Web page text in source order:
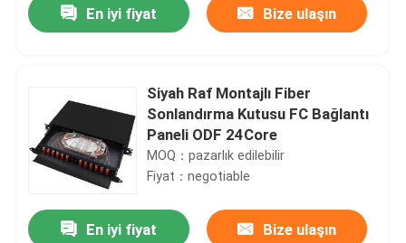
Evde
Ürün
Videolar
En iyi fiyat Bize ulaşın
Siyah Raf Montajlı Fiber
Sonlandırma Kutusu FC Bağlantı
Paneli ODF 24Core
MOQ：pazarlık edilebilir
Fiyat：negotiable
En iyi fiyat Bize ulaşın